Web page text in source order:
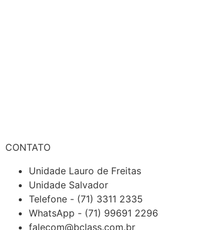
CONTATO
Unidade Lauro de Freitas
Unidade Salvador
Telefone - (71) 3311 2335
WhatsApp - (71) 99691 2296
falecom@bclass.com.br